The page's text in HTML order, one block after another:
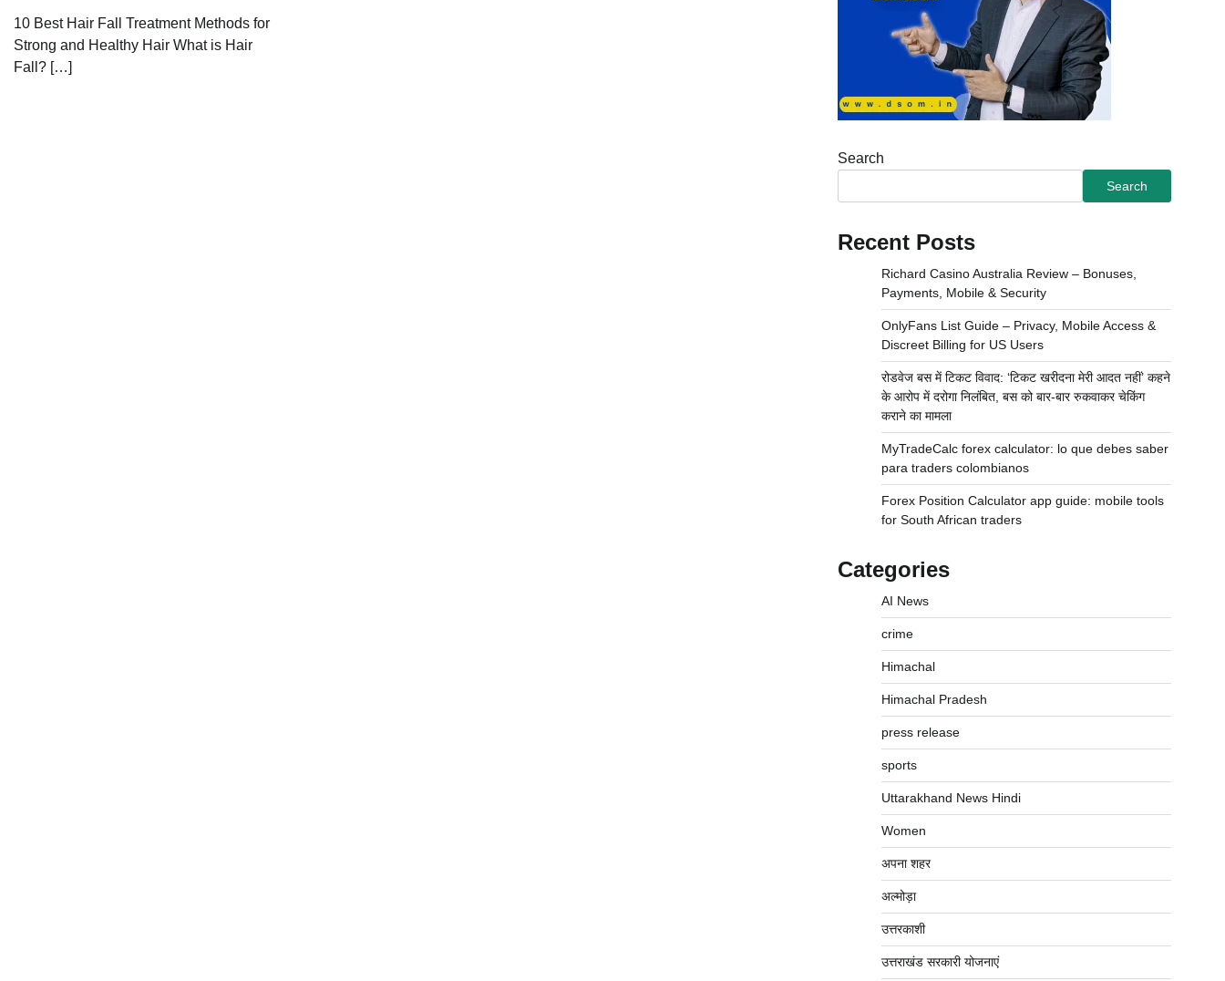
10 Best Hair Fall Treatment Methods for
Strong and Healthy Hair What is Hair
Fall? […]
Search
Search
Recent Posts
Richard Casino Australia Review – Bonuses,
Payments, Mobile & Security
OnlyFans List Guide – Privacy, Mobile Access &
Discreet Billing for US Users
रोडवेज बस में टिकट विवाद: ‘टिकट खरीदना मेरी आदत नहीं’ कहने
के आरोप में दरोगा निलंबित, बस को बार-बार रुकवाकर चेकिंग
कराने का मामला
MyTradeCalc forex calculator: lo que debes saber
para traders colombianos
Forex Position Calculator app guide: mobile tools
for South African traders
Categories
AI News
crime
Himachal
Himachal Pradesh
press release
sports
Uttarakhand News Hindi
Women
अपना शहर
अल्मोड़ा
उत्तरकाशी
उत्तराखंड सरकारी योजनाएं